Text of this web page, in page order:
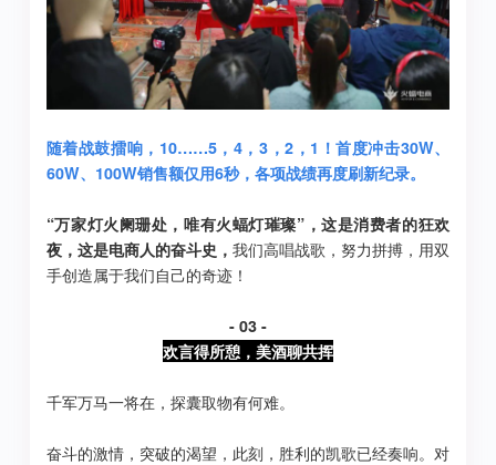
随着战鼓擂响，10……5，4，3，2，1！首度冲击30W、
60W、100W销售额仅用6秒，各项战绩再度刷新纪录。
“万家灯火阑珊处，唯有火蝠灯璀璨”，这是消费者的狂欢
夜，这是电商人的奋斗史， 我们高唱战歌，努力拼搏，用双
手创造属于我们自己的奇迹！
- 03 -
欢言得所憩，美酒聊共挥
千军万马一将在，探囊取物有何难。
奋斗的激情，突破的渴望，此刻，胜利的凯歌已经奏响。对